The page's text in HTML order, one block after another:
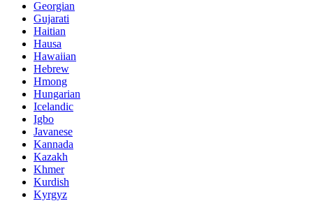
Georgian
Gujarati
Haitian
Hausa
Hawaiian
Hebrew
Hmong
Hungarian
Icelandic
Igbo
Javanese
Kannada
Kazakh
Khmer
Kurdish
Kyrgyz